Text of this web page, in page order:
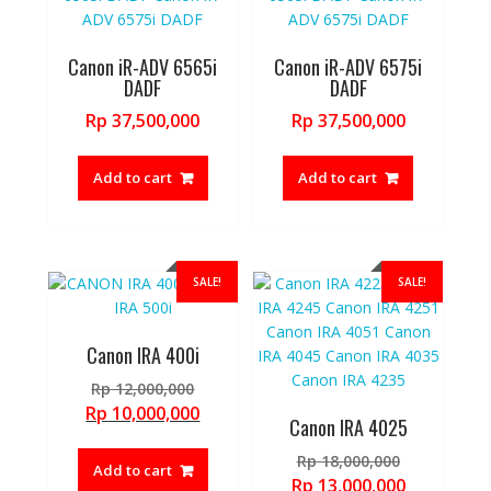
Canon iR-ADV 6565i
DADF
Rp 37,500,000
Add to cart
Canon iR-ADV 6575i
DADF
Rp 37,500,000
Add to cart
SALE!
Canon IRA 400i
Rp12,000,000Original
price
Rp 12,000,000.
Rp 10,000,000Current
Rp 10,000,000.
Add to cart
SALE!
Canon IRA 4025
Rp18,000,000Original
price
Rp 13,000,000Current